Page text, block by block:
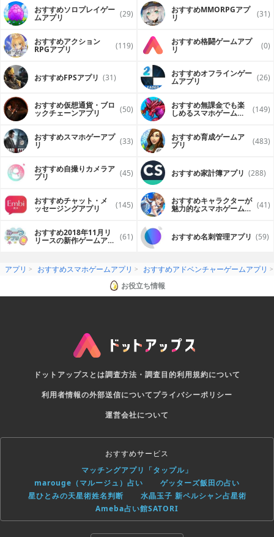
おすすめソロプレイゲー
ムアプリ (29) おすすめ MMORPGアプ
リ (31)
おすすめアクション
RPGアプリ (119) おすすめ格闘ゲームアプ
リ (0)
おすすめFPSアプリ (31) おすすめオフラインゲー
ムアプリ (26)
おすすめ仮想通貨・ブロ
ックチェーンアプリ (50) おすすめ無課金でも楽
しめるスマホゲームア (149)
おすすめスマホゲーアプ
リ (33) おすすめ育成ゲームア
プリ (483)
おすすめ自撮りカメラア
プリ (45) おすすめ家計簿アプリ (288)
おすすめチャット・メ
ッセージングアプリ (145) おすすめキャラクターが
魅力的なスマホゲームア (41)
おすすめ2018年11月リ
リースの新作ゲームアプ (61) おすすめ名刺管理アプリ (59)
アプリ おすすめスマホゲームアプリ
おすすめアドベンチャーゲームアプリ
お役立ち情報
ドットアップスとは調査方法・調査目的利用規約について
利用者情報の外部送信についてプライバシーポリシー
運営会社について
おすすめサービス
マッチングアプリ「タップル」
marouge（マルージュ）占い
ゲッターズ飯田の占い
星ひとみの天星術姓名判断
水晶玉子 新ペルシャン占星術
Ameba占い館SATORI